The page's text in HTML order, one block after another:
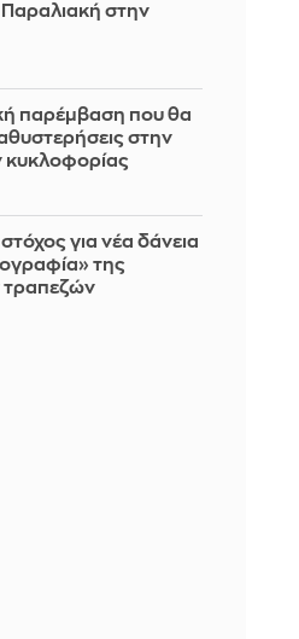
στην
παρέμβαση που θα
στην
κυκλοφορίας
για νέα δάνεια
της
τραπεζών